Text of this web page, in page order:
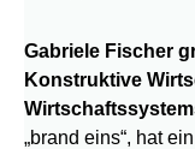
Gabriele Fischer
Konstruktive
„brand eins“, hat